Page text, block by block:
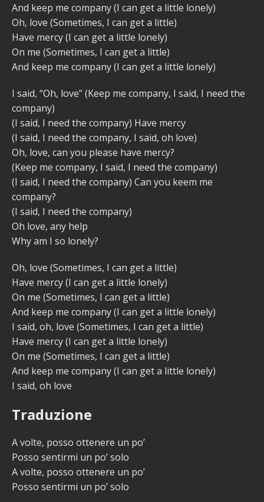
And keep me company (I can get a little lonely)
Oh, love (Sometimes, I can get a little)
Have mercy (I can get a little lonely)
On me (Sometimes, I can get a little)
And keep me company (I can get a little lonely)
I said, “Oh, love” (Keep me company, I said, I need the
company)
(I said, I need the company) Have mercy
(I said, I need the company, I said, oh love)
Oh, love, can you please have mercy?
(Keep me company, I said, I need the company)
(I said, I need the company) Can you keem me
company?
(I said, I need the company)
Oh love, any help
Why am I so lonely?
Oh, love (Sometimes, I can get a little)
Have mercy (I can get a little lonely)
On me (Sometimes, I can get a little)
And keep me company (I can get a little lonely)
I said, oh, love (Sometimes, I can get a little)
Have mercy (I can get a little lonely)
On me (Sometimes, I can get a little)
And keep me company (I can get a little lonely)
I said, oh love
Traduzione
A volte, posso ottenere un po’
Posso sentirmi un po’ solo
A volte, posso ottenere un po’
Posso sentirmi un po’ solo